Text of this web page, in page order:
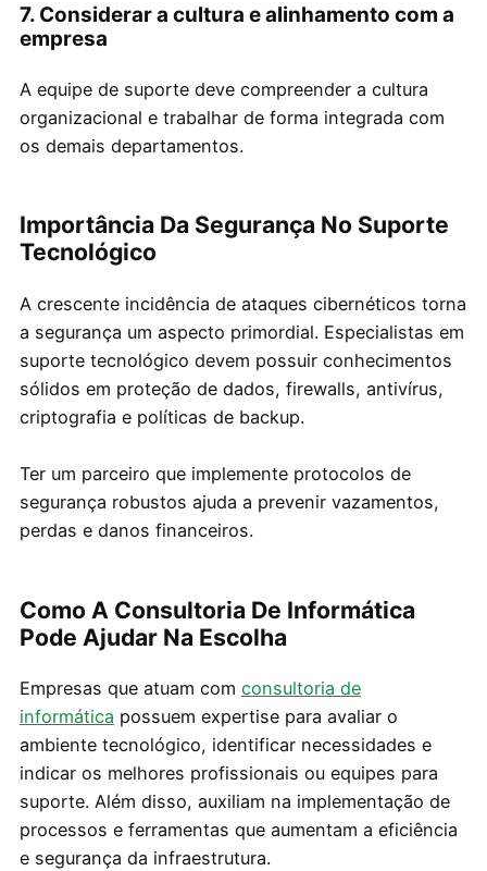
7. Considerar a cultura e alinhamento com a
empresa
A equipe de suporte deve compreender a cultura
organizacional e trabalhar de forma integrada com
os demais departamentos.
Importância Da Segurança No Suporte
Tecnológico
A crescente incidência de ataques cibernéticos torna
a segurança um aspecto primordial. Especialistas em
suporte tecnológico devem possuir conhecimentos
sólidos em proteção de dados, firewalls, antivírus,
criptografia e políticas de backup.
Ter um parceiro que implemente protocolos de
segurança robustos ajuda a prevenir vazamentos,
perdas e danos financeiros.
Como A Consultoria De Informática
Pode Ajudar Na Escolha
Empresas que atuam com consultoria de
informática possuem expertise para avaliar o
ambiente tecnológico, identificar necessidades e
indicar os melhores profissionais ou equipes para
suporte. Além disso, auxiliam na implementação de
processos e ferramentas que aumentam a eficiência
e segurança da infraestrutura.